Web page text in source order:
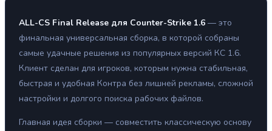
ALL-CS Final Release для Counter-Strike 1.6 — это
финальная универсальная сборка, в которой собраны
самые удачные решения из популярных версий КС 1.6.
Клиент сделан для игроков, которым нужна стабильная,
быстрая и удобная Контра без лишней рекламы, сложной
настройки и долгого поиска рабочих файлов.
Главная идея сборки — совместить классическую основу